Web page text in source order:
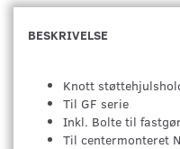
BESKRIVELSE
Knott
Til GF serie
Inkl. Bolte til
Til centermonteret